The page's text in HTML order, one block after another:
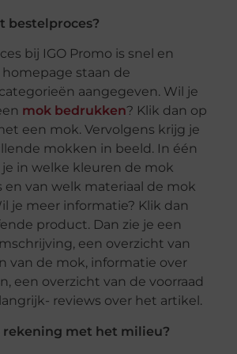
bestelproces?
bij IGO Promo is snel en
staan de
aangegeven. Wil je
mok bedrukken? Klik dan op
een mok. Vervolgens krijg je
mokken in beeld. In één
je in welke kleuren de mok
en van welk materiaal de mok
je meer informatie? Klik dan
product. Dan zie je een
een overzicht van
van de mok, informatie over
een overzicht van de voorraad
reviews over het artikel.
rekening met het milieu?